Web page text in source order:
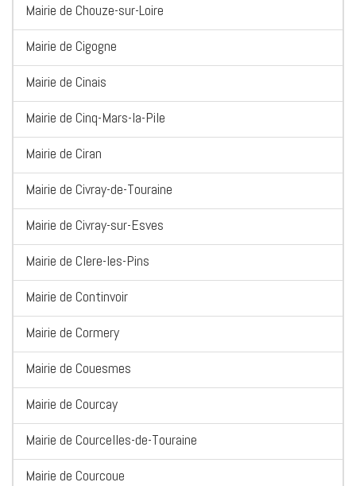
Mairie de Chouze-sur-Loire
Mairie de Cigogne
Mairie de Cinais
Mairie de Cinq-Mars-la-Pile
Mairie de Ciran
Mairie de Civray-de-Touraine
Mairie de Civray-sur-Esves
Mairie de Clere-les-Pins
Mairie de Continvoir
Mairie de Cormery
Mairie de Couesmes
Mairie de Courcay
Mairie de Courcelles-de-Touraine
Mairie de Courcoue